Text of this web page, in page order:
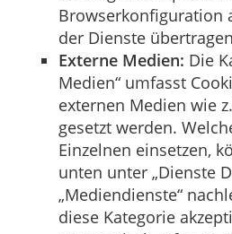
Browserkonfiguration
der Dienste
Externe Medien: Die
Medien“ umfasst
externen Medien wie
gesetzt werden.
Einzelnen einsetzen,
unten unter „Dienste
„Mediendienste“
diese Kategorie